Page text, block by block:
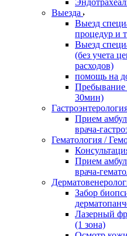
Выезда
Выезд
процедур и
Выезд
(без учета
расходов)
помощь на
Пребывание
30мин)
Прием
врача-
Гематология /
Прием
врача-
Забор
Лазерный
(1 зона)